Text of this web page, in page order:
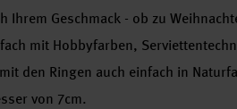
Ihrem Geschmack - ob zu
mit Hobbyfarben,
den Ringen auch einfach in
von 7cm.